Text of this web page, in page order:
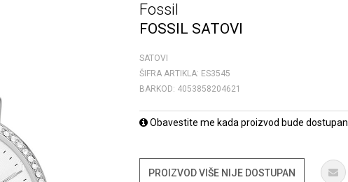
Fossil
FOSSIL SATOVI
SATOVI
ŠIFRA ARTIKLA: ES3545
BARKOD: 4053858204621
Obavestite me kada proizvod bude dostupan
PROIZVOD VIŠE NIJE DOSTUPAN